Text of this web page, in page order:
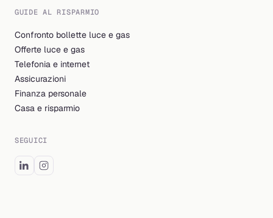
GUIDE AL RISPARMIO
Confronto bollette luce e gas
Offerte luce e gas
Telefonia e internet
Assicurazioni
Finanza personale
Casa e risparmio
SEGUICI